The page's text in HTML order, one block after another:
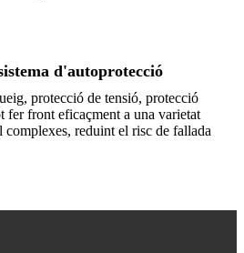
d'autoprotecció
protecció de tensió, protecció
fer front eficaçment a una varietat
complexes, reduint el risc de fallada